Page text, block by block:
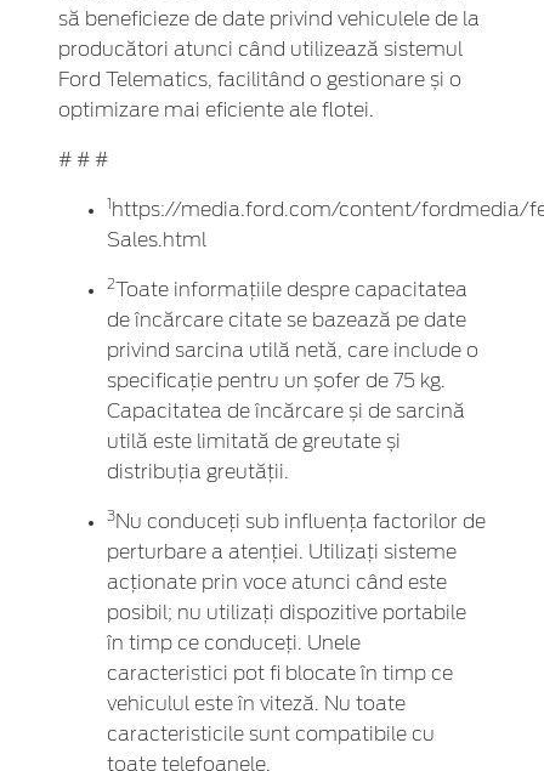
să beneficieze de date privind vehiculele de la
producători atunci când utilizează sistemul
Ford Telematics, facilitând o gestionare și o
optimizare mai eficiente ale flotei.
# # #
1 https://media.ford.com/content/fordmedia/
Sales.html
2
Toate informațiile despre capacitatea
de încărcare citate se bazează pe date
privind sarcina utilă netă, care include o
specificație pentru un șofer de 75 kg.
Capacitatea de încărcare și de sarcină
utilă este limitată de greutate și
distribuția greutății.
3Nu conduceți sub influența factorilor de
perturbare a atenției. Utilizați sisteme
acționate prin voce atunci când este
posibil; nu utilizați dispozitive portabile
în timp ce conduceți. Unele
caracteristici pot fi blocate în timp ce
vehiculul este în viteză. Nu toate
caracteristicile sunt compatibile cu
toate telefoanele.